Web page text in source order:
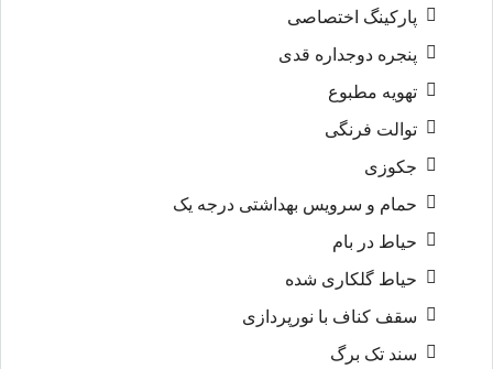
پارکینگ اختصاصی
پنجره دوجداره قدی
تهویه مطبوع
توالت فرنگی
جکوزی
حمام و سرویس بهداشتی درجه یک
حیاط در بام
حیاط گلکاری شده
سقف کناف با نورپردازی
سند تک برگ